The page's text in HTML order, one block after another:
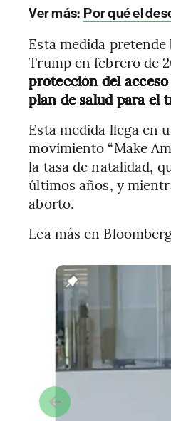
Ver más: Por qué el
Esta medida
Trump en febrero de
protección del
plan de salud para el
Esta medida llega en
movimiento “Make
la tasa de natalidad,
últimos años, y
aborto.
Lea más en